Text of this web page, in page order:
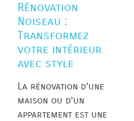
Rénovation
Noiseau :
Transformez
votre intérieur
avec style
La rénovation d’une
maison ou d’un
appartement est une